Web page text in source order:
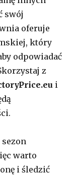
swój
oferuje
który
odpowiadać
z
i
warto
i śledzić